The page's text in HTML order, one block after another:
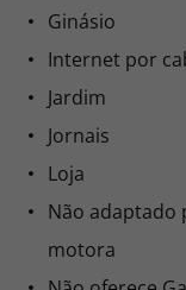
Ginásio
Internet por
Jardim
Jornais
Loja
Não adaptado
motora